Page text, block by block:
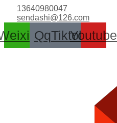
容
13640980047
sendashi@126.com
QqTiktokYoutube